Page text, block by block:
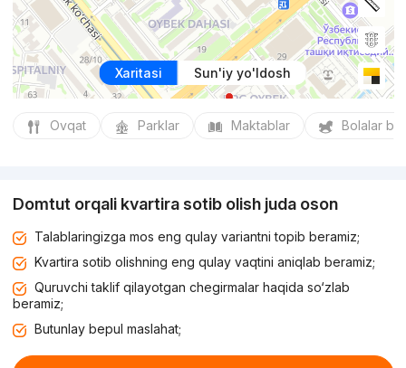
Xaritasi Sun'iy yo'ldosh
Ovqat Parklar Maktablar Bolalar
Domtut orqali kvartira sotib olish juda oson
Talablaringizga mos eng qulay variantni topib beramiz;
Kvartira sotib olishning eng qulay vaqtini aniqlab beramiz;
Quruvchi taklif qilayotgan chegirmalar haqida so‘zlab
beramiz;
Butunlay bepul maslahat;